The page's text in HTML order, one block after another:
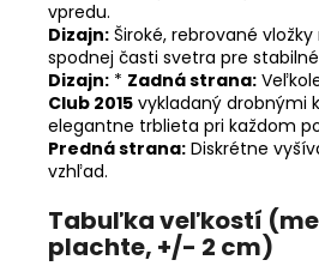
vpredu.
Dizajn: Široké, rebrované
spodnej časti svetra pre
Dizajn: * Zadná strana:
Club 2015 vykladaný drobnými
elegantne trblieta pri každom
Predná strana: Diskrétne
vzhľad.
Tabuľka veľkostí
plachte, +/- 2 cm)